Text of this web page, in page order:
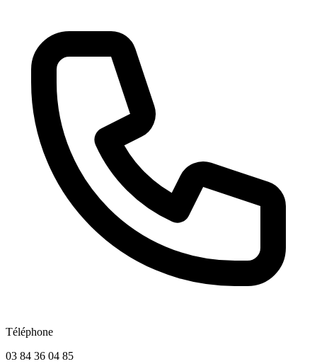
Téléphone
03 84 36 04 85